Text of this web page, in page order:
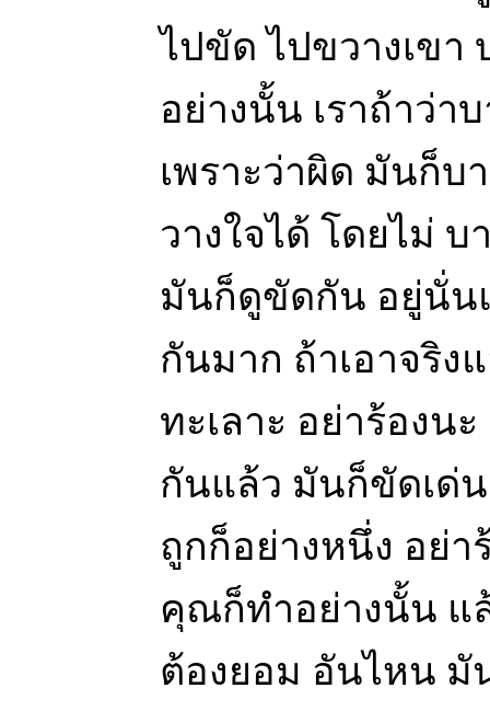
ไปขัด ไปขวางเขา
อย่างนั้น เราถ้าว่า
เพราะว่าผิด มันก็บ
วางใจได้ โดยไม่
มันก็ดูขัดกัน อยู่นั่น
กันมาก ถ้าเอาจริง
ทะเลาะ อย่าร้องน
กันแล้ว มันก็ขัดเด่
ถูกก็อย่างหนึ่ง อย่า
คุณก็ทำอย่างนั้น แ
ต้องยอม อันไหน มั